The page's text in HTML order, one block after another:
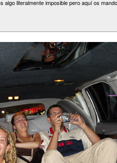
algo literalmente imposible pero aquí os